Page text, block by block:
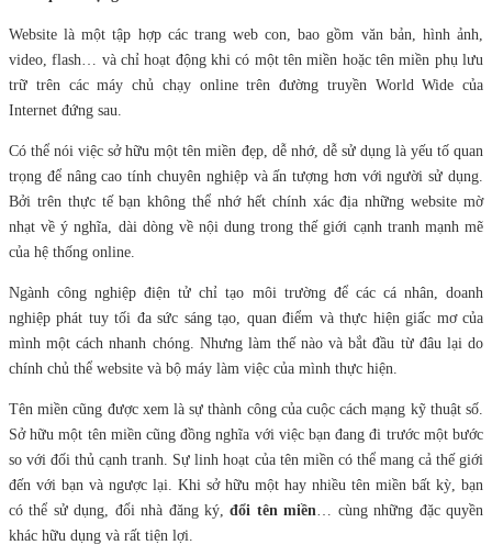
Website là một tập hợp các trang web con, bao gồm văn bản, hình ảnh,
video, flash… và chỉ hoạt động khi có một tên miền hoặc tên miền phụ lưu
trữ trên các máy chủ chạy online trên đường truyền World Wide của
Internet đứng sau.
Có thể nói việc sở hữu một tên miền đẹp, dễ nhớ, dễ sử dụng là yếu tố quan
trọng để nâng cao tính chuyên nghiệp và ấn tượng hơn với người sử dụng.
Bởi trên thực tế bạn không thể nhớ hết chính xác địa những website mờ
nhạt về ý nghĩa, dài dòng về nội dung trong thế giới cạnh tranh mạnh mẽ
của hệ thống online.
Ngành công nghiệp điện tử chỉ tạo môi trường để các cá nhân, doanh
nghiệp phát tuy tối đa sức sáng tạo, quan điểm và thực hiện giấc mơ của
mình một cách nhanh chóng. Nhưng làm thế nào và bắt đầu từ đâu lại do
chính chủ thể website và bộ máy làm việc của mình thực hiện.
Tên miền cũng được xem là sự thành công của cuộc cách mạng kỹ thuật số.
Sở hữu một tên miền cũng đồng nghĩa với việc bạn đang đi trước một bước
so với đối thủ cạnh tranh. Sự linh hoạt của tên miền có thể mang cả thế giới
đến với bạn và ngược lại. Khi sở hữu một hay nhiều tên miền bất kỳ, bạn
có thể sử dụng, đổi nhà đăng ký,đổi tên miền… cùng những đặc quyền
khác hữu dụng và rất tiện lợi.